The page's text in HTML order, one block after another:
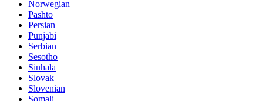
Norwegian
Pashto
Persian
Punjabi
Serbian
Sesotho
Sinhala
Slovak
Slovenian
Somali